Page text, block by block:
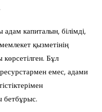
капиталын, білімді,
қызметінің
Бұл
емес, адами
бетбұрыс.